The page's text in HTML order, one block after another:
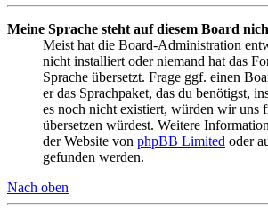
Meine Sprache steht auf diesem Board
Meist hat die Board-Administration
nicht installiert oder niemand hat das
Sprache übersetzt. Frage ggf. einen
er das Sprachpaket, das du benötigst,
es noch nicht existiert, würden wir uns
übersetzen würdest. Weitere
der Website von phpBB Limited oder
gefunden werden.
Nach oben